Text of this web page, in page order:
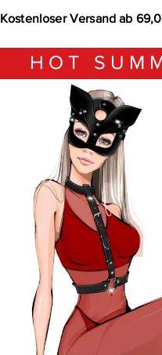
Kostenloser Versand ab
HOT